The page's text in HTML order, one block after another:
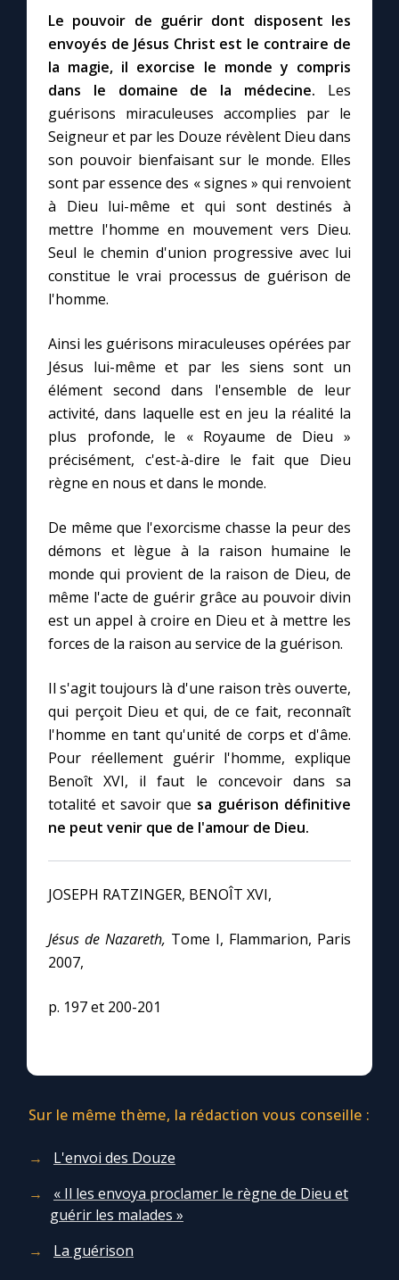
Le pouvoir de guérir dont disposent les
envoyés de Jésus Christ est le contraire de
la magie, il exorcise le monde y compris
dans le domaine de la médecine. Les
guérisons miraculeuses accomplies par le
Seigneur et par les Douze révèlent Dieu dans
son pouvoir bienfaisant sur le monde. Elles
sont par essence des « signes » qui renvoient
à Dieu lui-même et qui sont destinés à
mettre l'homme en mouvement vers Dieu.
Seul le chemin d'union progressive avec lui
constitue le vrai processus de guérison de
l'homme.
Ainsi les guérisons miraculeuses opérées par
Jésus lui-même et par les siens sont un
élément second dans l'ensemble de leur
activité, dans laquelle est en jeu la réalité la
plus profonde, le « Royaume de Dieu »
précisément, c'est-à-dire le fait que Dieu
règne en nous et dans le monde.
De même que l'exorcisme chasse la peur des
démons et lègue à la raison humaine le
monde qui provient de la raison de Dieu, de
même l'acte de guérir grâce au pouvoir divin
est un appel à croire en Dieu et à mettre les
forces de la raison au service de la guérison.
Il s'agit toujours là d'une raison très ouverte,
qui perçoit Dieu et qui, de ce fait, reconnaît
l'homme en tant qu'unité de corps et d'âme.
Pour réellement guérir l'homme, explique
Benoît XVI, il faut le concevoir dans sa
totalité et savoir que sa guérison définitive
ne peut venir que de l'amour de Dieu.
JOSEPH RATZINGER, BENOÎT XVI,
Jésus de Nazareth, Tome I, Flammarion, Paris
2007,
p. 197 et 200-201
Sur le même thème, la rédaction vous conseille :
L'envoi des Douze
« Il les envoya proclamer le règne de Dieu et
guérir les malades »
La guérison